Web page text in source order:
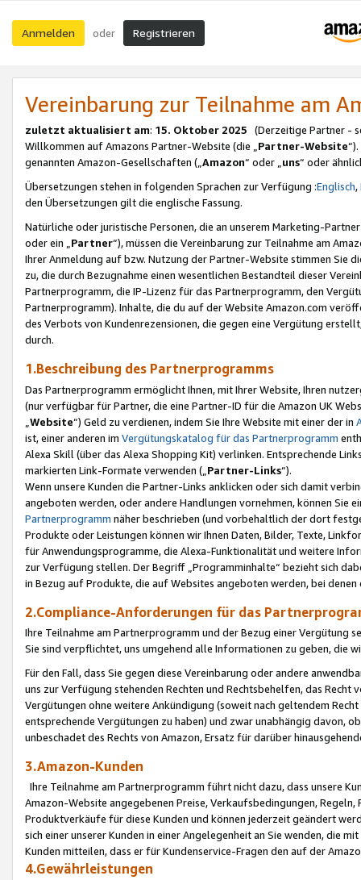
Anmelden oder Registrieren
Vereinbarung zur Teilnahme am
zuletzt aktualisiert am: 15. Oktober 2025 (Derzeitige Partner -
Willkommen auf Amazons Partner-Website (die „Partner-Website
genannten Amazon-Gesellschaften („Amazon“ oder „uns“ oder
Übersetzungen stehen in folgenden Sprachen zur Verfügung :Englisch,
den Übersetzungen gilt die englische Fassung.
Natürliche oder juristische Personen, die an unserem Marketing-
oder ein „Partner“), müssen die Vereinbarung zur Teilnahme am
Ihrer Anmeldung auf bzw. Nutzung der Partner-Website stimmen Sie
zu, die durch Bezugnahme einen wesentlichen Bestandteil dieser
Partnerprogramm, die IP-Lizenz für das Partnerprogramm, den
Partnerprogramm). Inhalte, die du auf der Website Amazon.com
des Verbots von Kundenrezensionen, die gegen eine Vergütung
durch.
1.Beschreibung des Partnerprogramms
Das Partnerprogramm ermöglicht Ihnen, mit Ihrer Website, Ihren
(nur verfügbar für Partner, die eine Partner-ID für die Amazon UK
Website“) Geld zu verdienen, indem Sie Ihre Website mit einer der in
ist, einer anderen im Vergütungskatalog für das Partnerprogramm
Alexa Skill (über das Alexa Shopping Kit) verlinken. Entsprechende
markierten Link-Formate verwenden („ Partner-Links“).
Wenn unsere Kunden die Partner-Links anklicken oder sich damit
angeboten werden, oder andere Handlungen vornehmen, können Sie
Partnerprogramm näher beschrieben (und vorbehaltlich der dort
Produkte oder Leistungen können wir Ihnen Daten, Bilder, Texte,
für Anwendungsprogramme, die Alexa-Funktionalität und weitere
zur Verfügung stellen. Der Begriff „Programminhalte“ bezieht sich
in Bezug auf Produkte, die auf Websites angeboten werden, bei
2.Compliance-Anforderungen für das
Ihre Teilnahme am Partnerprogramm und der Bezug einer Vergütung
Sie sind verpflichtet, uns umgehend alle Informationen zu geben, die
Für den Fall, dass Sie gegen diese Vereinbarung oder andere
uns zur Verfügung stehenden Rechten und Rechtsbehelfen, das
Vergütungen ohne weitere Ankündigung (soweit nach geltendem
entsprechende Vergütungen zu haben) und zwar unabhängig davon,
unbeschadet des Rechts von Amazon, Ersatz für darüber
3.Amazon-Kunden
Ihre Teilnahme am Partnerprogramm führt nicht dazu, dass unsere
Amazon-Website angegebenen Preise, Verkaufsbedingungen,
Produktverkäufe für diese Kunden und können jederzeit geändert
sich einer unserer Kunden in einer Angelegenheit an Sie wenden, die
Kunden mitteilen, dass er für Kundenservice-Fragen den auf der
4.Gewährleistungen